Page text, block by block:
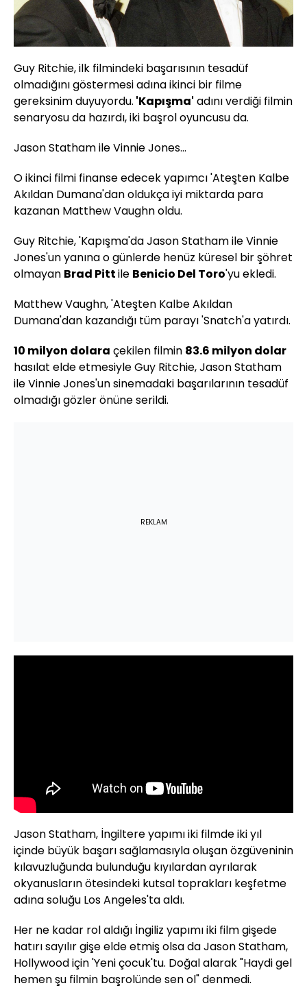
Guy Ritchie, ilk filmindeki başarısının tesadüf
olmadığını göstermesi adına ikinci bir filme
gereksinim duyuyordu. 'Kapışma' adını verdiği filmin
senaryosu da hazırdı, iki başrol oyuncusu da.
Jason Statham ile Vinnie Jones...
O ikinci filmi finanse edecek yapımcı 'Ateşten Kalbe
Akıldan Dumana'dan oldukça iyi miktarda para
kazanan MatthewVaughnoldu.
Guy Ritchie, 'Kapışma'daJasonStathamileVinnie
Jones'unyanına o günlerde henüz küresel bir şöhret
olmayan Brad Pittile Benicio Del Toro'yuekledi.
MatthewVaughn, 'Ateşten Kalbe Akıldan
Dumana'dan kazandığı tüm parayı'Snatch'ayatırdı.
10 milyon dolara çekilen filmin 83.6 milyon dolar
hasılat elde etmesiyleGuy Ritchie,JasonStatham
ileVinnieJones'unsinemadaki başarılarının tesadüf
olmadığı gözler önüne serildi.
REKLAM
Jason Statham, İngiltere yapımı iki filmde iki yıl
içinde büyük başarı sağlamasıyla oluşan özgüveninin
kılavuzluğunda bulunduğu kıyılardan ayrılarak
okyanusların ötesindeki kutsal toprakları keşfetme
adına soluğu Los Angeles'ta aldı.
Her ne kadar rol aldığı İngiliz yapımı iki film gişede
hatırı sayılır gişe elde etmiş olsa da Jason Statham,
Hollywood için 'Yeni çocuk'tu. Doğal alarak "Haydi gel
hemen şu filmin başrolünde sen ol" denmedi.